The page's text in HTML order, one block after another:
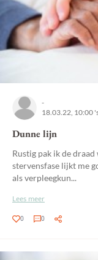
-
18.03.22, 10:00
Dunne lijn
Rustig pak ik de
stervensfase lijkt me
als verpleegkun...
Lees meer
0 0